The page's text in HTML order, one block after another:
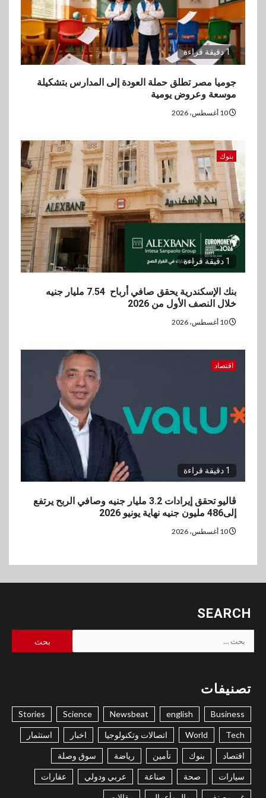
1 دقيقة قراءة
جوميا مصر تطلق حملة العودة إلى المدارس بتشكيلة
موسعة وعروض يومية
بنوك
1 دقيقة قراءة
بنك الإسكندرية يحقق صافي أرباح 7.54 مليار جنيه
خلال النصف الأول من 2026
اقتصاد
1 دقيقة قراءة
ڤاليو تحقق إيرادات 3.2 مليار جنيه وصافي الربح يرتفع
إلى486 مليون جنيه نهاية يونيو 2026
SEARCH
البحث
عن:
تصنيفات
Business
english
Newsbeat
Science
Stories
Tech
World اتصالات وتكنولوجيا اخبار استثمار
اقتصاد بنوك تأمين رياضة سوق وصلة
سيارات صحة صناعة عربي ودولي عقارات